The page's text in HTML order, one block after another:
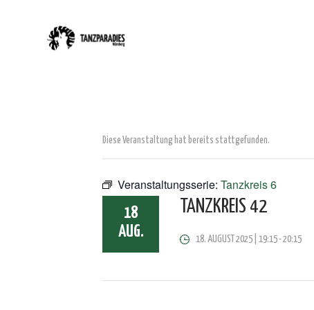
Diese Veranstaltung hat bereits stattgefunden.
Veranstaltungsserie: Tanzkreis 6
18
AUG.
TANZKREIS 42
18. AUGUST 2025 | 19:15-20:15